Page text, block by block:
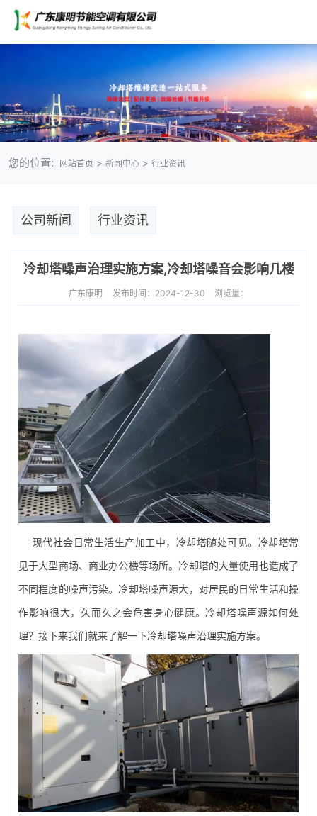
您的位置: 网站首页 > 新闻中心> 行业资讯
公司新闻 行业资讯
冷却塔噪声治理实施方案,冷却塔噪音会影响几楼
广东康明 发布时间：2024-12-30 浏览量：
现代社会日常生活生产加工中，冷却塔随处可见。冷却塔常
见于大型商场、商业办公楼等场所。冷却塔的大量使用也造成了
不同程度的噪声污染。冷却塔噪声源大，对居民的日常生活和操
作影响很大，久而久之会危害身心健康。冷却塔噪声源如何处
理？接下来我们就来了解一下冷却塔噪声治理实施方案。